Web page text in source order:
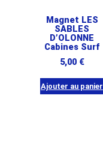
Magnet LES
SABLES
D’OLONNE
Cabines Surf
5,00 €
Ajouter au panier